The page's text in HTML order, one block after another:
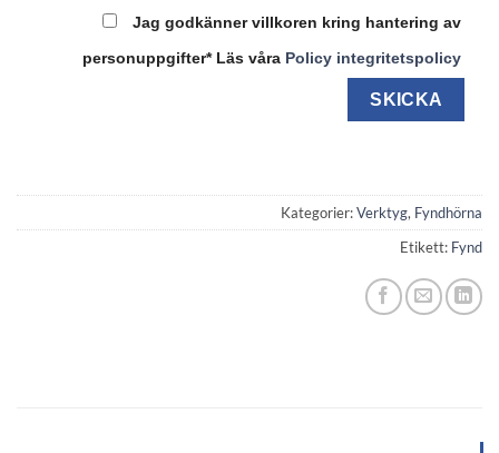
Jag godkänner villkoren kring hantering av
personuppgifter* Läs våra Policy integritetspolicy
Kategorier:Verktyg, Fyndhörna
Etikett: Fynd